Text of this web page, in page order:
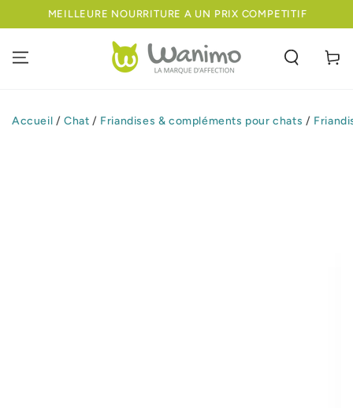
IGNORER LE
MEILLEURE NOURRITURE A UN PRIX COMPETITIF
Panier
Accueil / Chat / Friandises & compléments pour chats /